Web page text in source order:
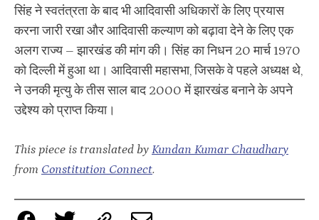
सिंह ने स्वतंत्रता के बाद भी आदिवासी अधिकारों के लिए प्रयास
करना जारी रखा और आदिवासी कल्याण को बढ़ावा देने के लिए एक
अलग राज्य – झारखंड की मांग की। सिंह का निधन 20 मार्च 1970
को दिल्ली में हुआ था। आदिवासी महासभा, जिसके वे पहले अध्यक्ष थे,
ने उनकी मृत्यु के तीस साल बाद 2000 में झारखंड बनाने के अपने
उद्देश्य को प्राप्त किया।
This piece is translated by Kundan Kumar Chaudhary
from Constitution Connect.